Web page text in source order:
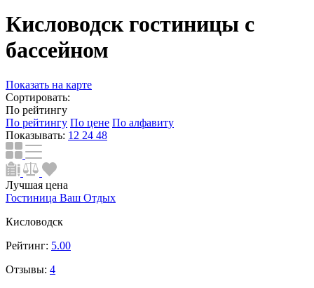
Кисловодск гостиницы с
бассейном
Показать на карте
Сортировать:
По рейтингу
По рейтингу По цене По алфавиту
Показывать: 12 24 48
Лучшая цена
Гостиница Ваш Отдых
Кисловодск
Рейтинг: 5.00
Отзывы: 4